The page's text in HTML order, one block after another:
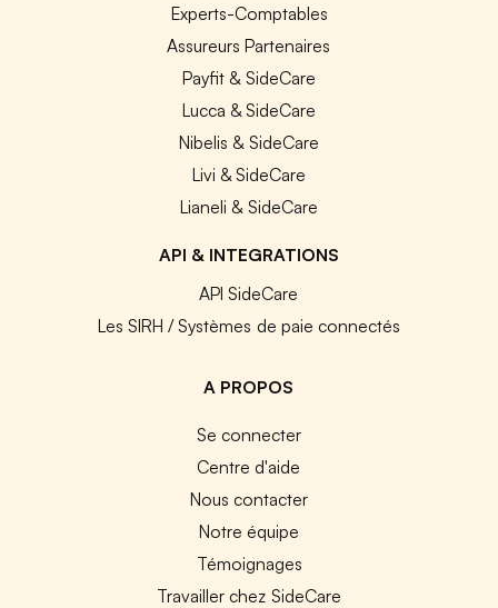
Experts-Comptables
Assureurs Partenaires
Payfit & SideCare
Lucca & SideCare
Nibelis & SideCare
Livi & SideCare
Lianeli & SideCare
API & INTEGRATIONS
API SideCare
Les SIRH / Systèmes de paie connectés
A PROPOS
Se connecter
Centre d'aide
Nous contacter
Notre équipe
Témoignages
Travailler chez SideCare